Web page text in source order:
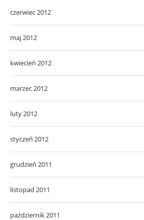
czerwiec 2012
maj 2012
kwiecień 2012
marzec 2012
luty 2012
styczeń 2012
grudzień 2011
listopad 2011
październik 2011